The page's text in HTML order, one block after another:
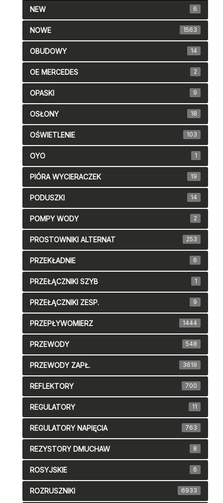
NEW 6
NOWE 1563
OBUDOWY 14
OE MERCEDES 2
OPASKI 9
OSŁONY 18
OŚWIETLENIE 103
OYO 1
PIÓRA WYCIERACZEK 19
PODUSZKI 14
POMPY WODY 2
PROSTOWNIKI ALTERNAT 253
PRZEKŁADNIE 6
PRZEŁĄCZNIKI SZYB 1
PRZEŁĄCZNIKI ZESP. 9
PRZEPŁYWOMIERZ 1444
PRZEWODY 548
PRZEWODY ZAPŁ. 3619
REFLEKTORY 700
REGULATORY 11
REGULATORY NAPIĘCIA 763
REZYSTORY DMUCHAW 8
ROSYJSKIE 6
ROZRUSZNIKI 6933